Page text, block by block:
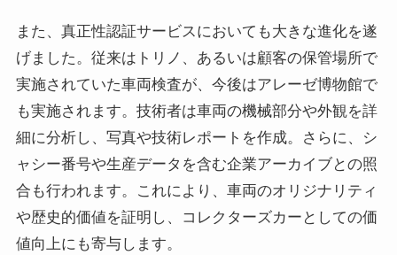
また、真正性認証サービスにおいても大きな進化を遂
げました。従来はトリノ、あるいは顧客の保管場所で
実施されていた車両検査が、今後はアレーゼ博物館で
も実施されます。技術者は車両の機械部分や外観を詳
細に分析し、写真や技術レポートを作成。さらに、シ
ャシー番号や生産データを含む企業アーカイブとの照
合も行われます。これにより、車両のオリジナリティ
や歴史的価値を証明し、コレクターズカーとしての価
値向上にも寄与します。